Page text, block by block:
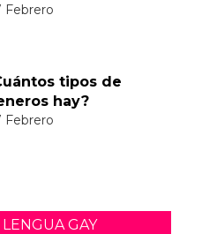
Febrero
tipos de
hay?
Febrero
GAY